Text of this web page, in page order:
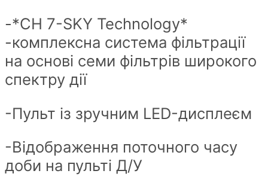
-*CH 7-SKY Technology*
-комплексна система фільтрації
на основі семи фільтрів широкого
спектру дії
-Пульт із зручним LED-дисплеєм
-Відображення поточного часу
доби на пульті Д/У